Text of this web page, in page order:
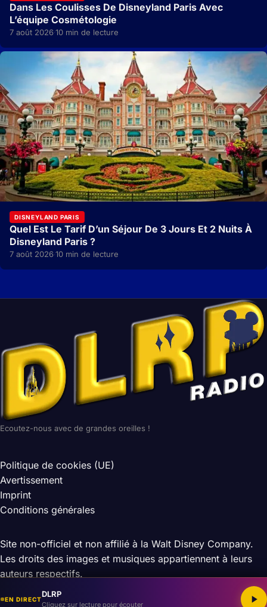
Dans Les Coulisses De Disneyland Paris Avec
L’équipe Cosmétologie
7 août 2026·10 min de lecture
DISNEYLAND PARIS
Quel Est Le Tarif D’un Séjour De 3 Jours Et 2 Nuits À
Disneyland Paris ?
7 août 2026·10 min de lecture
Ecoutez-nous avec de grandes oreilles !
Politique de cookies (UE)
Avertissement
Imprint
Conditions générales
Site non-officiel et non affilié à la Walt Disney Company.
Les droits des images et musiques appartiennent à leurs
auteurs respectifs.
EN DIRECT
DLRP
Cliquez sur lecture pour écouter